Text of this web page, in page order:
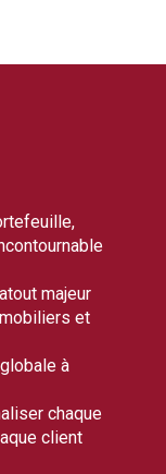
majeur
et
à
chaque
client